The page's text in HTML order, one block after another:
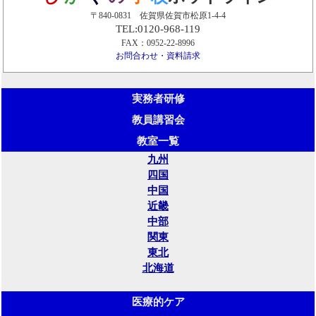
〒840-0831 佐賀県佐賀市松原1-4-4
TEL:0120-968-119
FAX：0952-22-8996
お問合わせ・資料請求
実務者研修
教員講習会
教室一覧
九州
四国
中国
近畿
中部
関東
東北
北海道
医療的ケア